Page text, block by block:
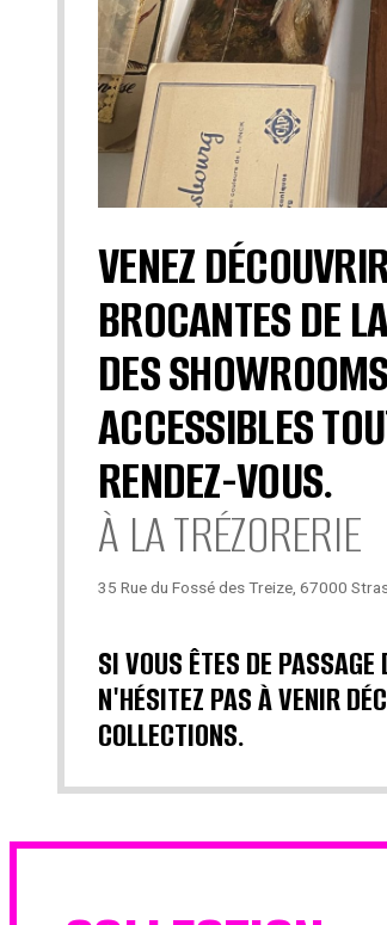
VENEZ
BROCANTES DE
DES
ACCESSIBLES
RENDEZ-VOUS.
À LA TRÉZORERIE
35 Rue du Fossé des Treize, 67000
SI VOUS ÊTES DE
N'HÉSITEZ PAS À VENIR
COLLECTIONS.